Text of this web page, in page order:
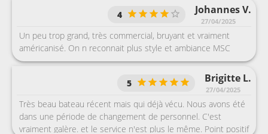
Johannes V.
27/04/2025
4
Un peu trop grand, très commercial, bruyant et vraiment
américanisé. On n reconnait plus style et ambiance MSC
Brigitte L.
27/04/2025
5
Très beau bateau récent mais qui déjà vécu. Nous avons été
dans une période de changement de personnel. C'est
vraiment galère. et le service n'est plus le même. Point positif